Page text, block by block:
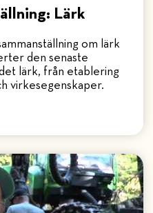
Lärk
om lärk
den senaste
lärk, från etablering
virkesegenskaper.